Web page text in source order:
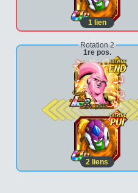
1 lien
Rotation 2
1re pos.
2e pos.
2 liens